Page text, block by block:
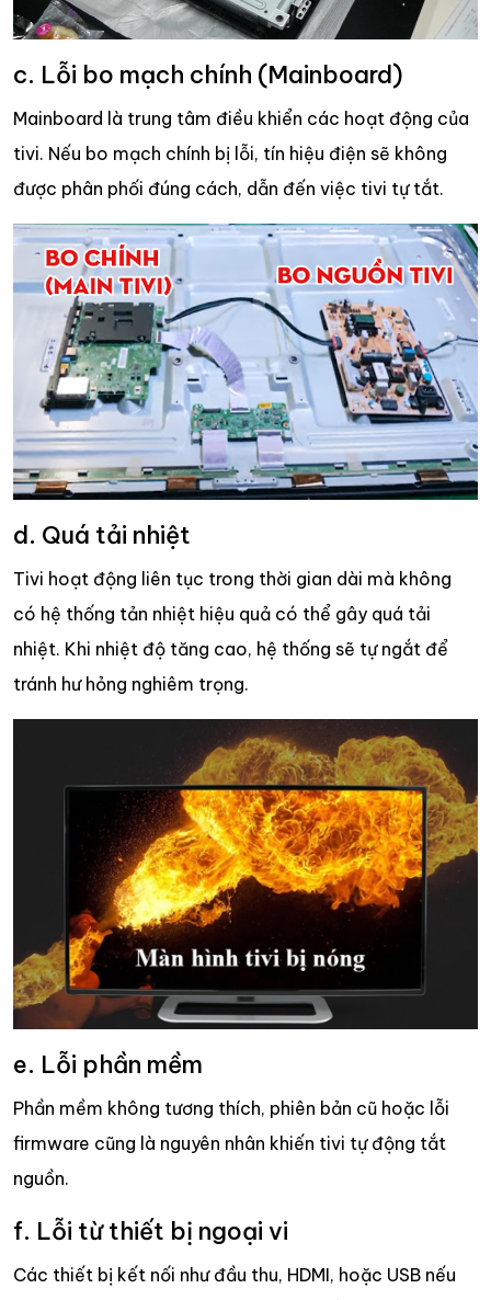
c. Lỗi bo mạch chính (Mainboard)
Mainboard là trung tâm điều khiển các hoạt động của
tivi. Nếu bo mạch chính bị lỗi, tín hiệu điện sẽ không
được phân phối đúng cách, dẫn đến việc tivi tự tắt.
d. Quá tải nhiệt
Tivi hoạt động liên tục trong thời gian dài mà không
có hệ thống tản nhiệt hiệu quả có thể gây quá tải
nhiệt. Khi nhiệt độ tăng cao, hệ thống sẽ tự ngắt để
tránh hư hỏng nghiêm trọng.
e. Lỗi phần mềm
Phần mềm không tương thích, phiên bản cũ hoặc lỗi
firmware cũng là nguyên nhân khiến tivi tự động tắt
nguồn.
f. Lỗi từ thiết bị ngoại vi
Các thiết bị kết nối như đầu thu, HDMI, hoặc USB nếu